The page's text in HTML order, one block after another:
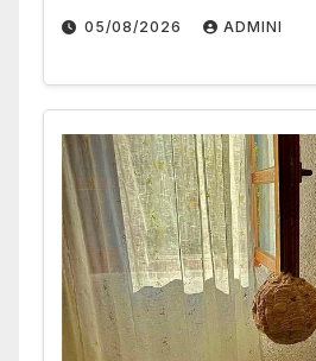
05/08/2026 ADMINI